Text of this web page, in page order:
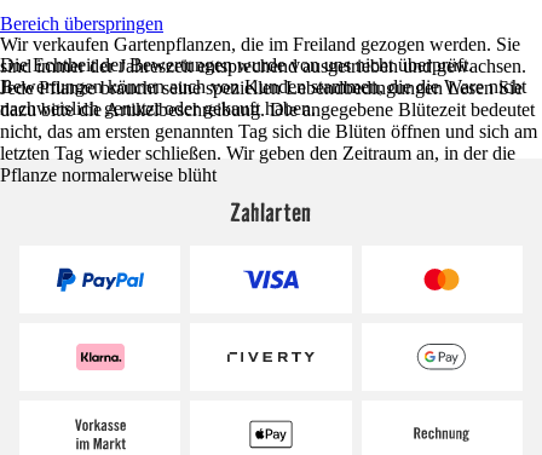
Wir verkaufen Gartenpflanzen, die im Freiland gezogen werden. Sie
sind immer der Jahreszeit entsprechend ausgetrieben und gewachsen.
Jede Pflanze braucht seine speziellen Lebendbedingungen Lesen Sie
dazu bitte die Artikelbeschreibung. Die angegebene Blütezeit bedeutet
nicht, das am ersten genannten Tag sich die Blüten öffnen und sich am
letzten Tag wieder schließen. Wir geben den Zeitraum an, in der die
Pflanze normalerweise blüht
Bereich überspringen
Die Echtheit der Bewertungen wurde von uns nicht überprüft.
Bewertungen können auch von Kunden stammen, die die Ware nicht
nachweislich genutzt oder gekauft haben.
Zahlarten